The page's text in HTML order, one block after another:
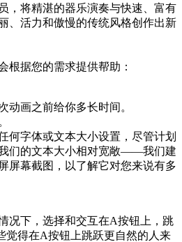
，将精湛的器乐演奏与快速、富有
、活力和傲慢的传统风格创作出新
根据您的需求提供帮助：
动画之前给你多长时间。
何字体或文本大小设置，尽管计划
们的文本大小相对宽敞——我们建
屏幕截图，以了解它对您来说有多
况下，选择和交互在A按钮上，跳
觉得在A按钮上跳跃更自然的人来